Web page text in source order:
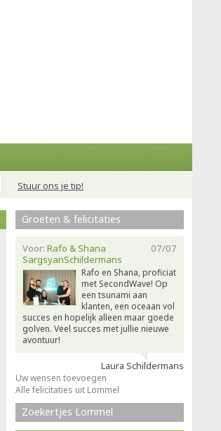
Stuur ons je tip!
Groeten & felicitaties
07/07
Voor: Rafo & Shana
SargsyanSchildermans
Rafo en Shana, proficiat
met SecondWave! Op
een tsunami aan
klanten, een oceaan vol
succes en hopelijk alleen maar goede
golven. Veel succes met jullie nieuwe
avontuur!
Laura Schildermans
Uw wensen toevoegen
Alle felicitaties uit Lommel
Zoekertjes Lommel